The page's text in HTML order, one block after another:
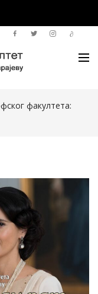
факултета: